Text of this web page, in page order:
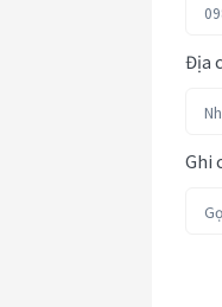
Địa
Ghi